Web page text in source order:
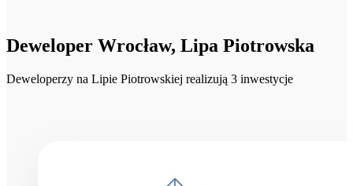
Deweloper Wrocław, Lipa Piotrowska
Deweloperzy na Lipie Piotrowskiej realizują 3 inwestycje